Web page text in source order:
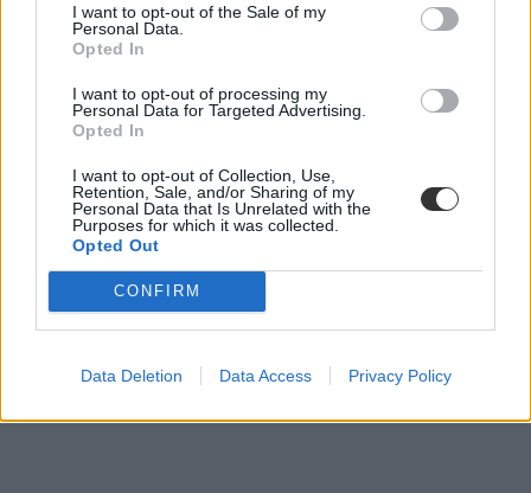
I want to opt-out of the Sale of my
Personal Data.
Opted In
I want to opt-out of processing my
Personal Data for Targeted Advertising.
Opted In
I want to opt-out of Collection, Use,
Retention, Sale, and/or Sharing of my
Personal Data that Is Unrelated with the
Purposes for which it was collected.
Opted Out
CONFIRM
Data Deletion Data Access Privacy Policy